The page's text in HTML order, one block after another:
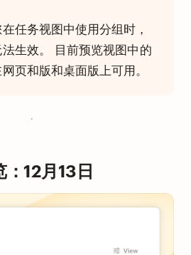
任务视图中使用分组时，
生效。 目前预览视图中的
页和版和桌面版上可用。
12月13日